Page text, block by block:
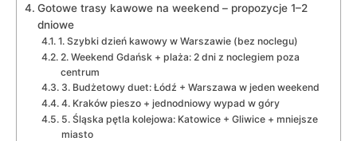
Gotowe trasy kawowe na weekend – propozycje 1–2
dniowe
1. Szybki dzień kawowy w Warszawie (bez noclegu)
2. Weekend Gdańsk + plaża: 2 dni z noclegiem poza
centrum
3. Budżetowy duet: Łódź + Warszawa w jeden weekend
4. Kraków pieszo + jednodniowy wypad w góry
5. Śląska pętla kolejowa: Katowice + Gliwice + mniejsze
miasto